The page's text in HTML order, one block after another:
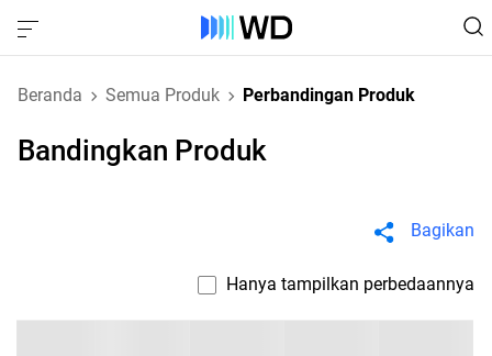
Beranda Semua Produk Perbandingan Produk
Bandingkan Produk
Bagikan
Hanya tampilkan perbedaannya